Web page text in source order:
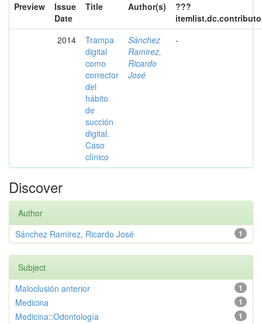
Preview
Issue
Date
Title Author(s)
???
2014
Trampa
digital
como
corrector
del
hábito
de
succión
digital.
Caso
clínico
Sánchez
Ramirez,
Ricardo
José
-
Discover
Author
1
Sánchez Ramirez, Ricardo José
Subject
1
Maloclusión anterior
1
Medicina
1
Medicina::Odontología